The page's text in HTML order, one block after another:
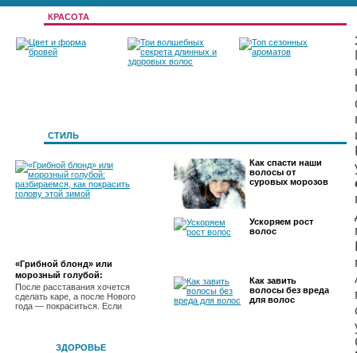
КРАСОТА
СТИЛЬ
«Грибной блонд» или
морозный голубой:
разбираемся, как покрасить
голову этой зимой
После расставания хочется
сделать каре, а после Нового
года — покраситься. Если
Как спасти наши
волосы от
суровых морозов
Ускоряем рост
волос
Как завить
волосы без вреда
для волос
ЗДОРОВЬЕ